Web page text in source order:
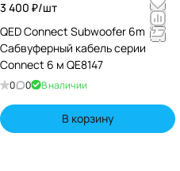
3 400 ₽/шт
QED Connect Subwoofer 6m
Сабвуферный кабель серии
Connect 6 м QE8147
0 0 В наличии
В корзину